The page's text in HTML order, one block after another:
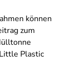
können
zum
Plastic